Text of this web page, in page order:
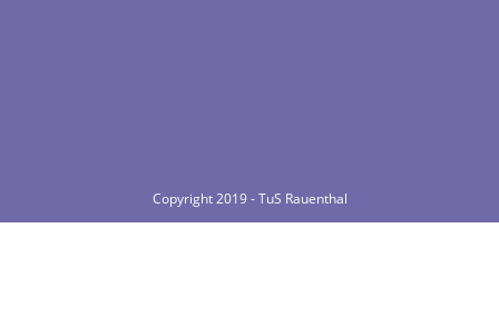
Copyright 2019 - TuS Rauenthal